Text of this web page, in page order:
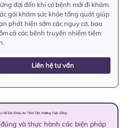
đợi đến khi có bệnh mới đi khám.
gói khám sức khỏe tổng quát giúp
phát hiện sớm các nguy cơ, bao
cả các bệnh truyền nhiễm tiềm
Liên hệ tư vấn
Vệ Sức Khỏe, An Tâm Tận Hưởng Cuộc Sống
và thực hành các biện pháp